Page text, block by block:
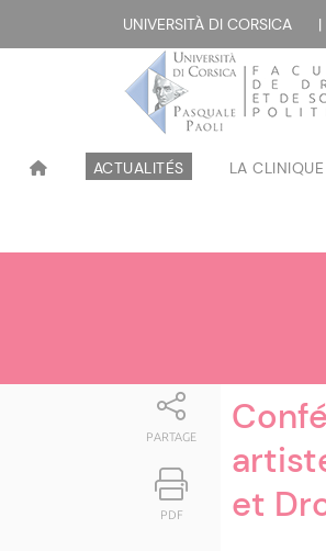
UNIVERSITÀ DI CORSICA
ACTUALITÉS LA
PARTAGE
PDF
et